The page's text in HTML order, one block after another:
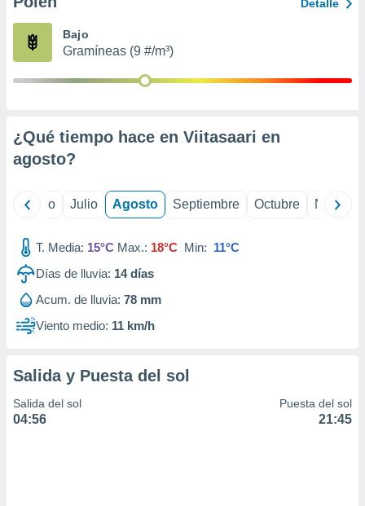
publicidad
1199
Detalle
Bajo
Gramíneas (9 #/m³)
¿Qué tiempo hace en Viitasaari en
agosto?
Junio Julio Agosto Septiembre Octubre
T. Media: 15°C Max.: 18°C Min: 11°C
Días de lluvia: 14días
Acum. de lluvia: 78 mm
Viento medio: 11 km/h
Salida y Puesta del sol
Salida del sol
04:56
Puesta del sol
21:45